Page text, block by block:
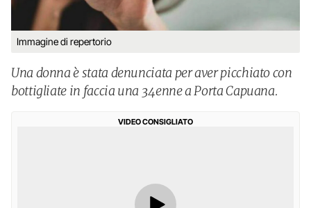
Immagine di repertorio
Una donna è stata denunciata per aver picchiato con
bottigliate in faccia una 34enne a Porta Capuana.
VIDEO CONSIGLIATO